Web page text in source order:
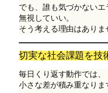
でも、誰も気づかないエ
無視していい。
そう考える理由はありま
切実な社会課題を技
毎日くり返す動作では、
小さな差が積み重なりま